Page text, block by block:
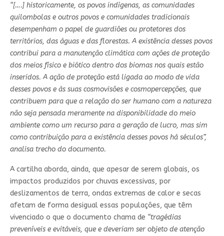
“[….] historicamente, os povos indígenas, as comunidades
quilombolas e outros povos e comunidades tradicionais
desempenham o papel de guardiões ou protetores dos
territórios, das águas e das florestas. A existência desses povos
contribui para a manutenção climática com ações de proteção
dos meios físico e biótico dentro dos biomas nos quais estão
inseridos. A ação de proteção está ligada ao modo de vida
desses povos e às suas cosmovisões e cosmopercepções, que
contribuem para que a relação do ser humano com a natureza
não seja pensada meramente na disponibilidade do meio
ambiente como um recurso para a geração de lucro, mas sim
como contribuição para a existência desses povos há séculos”,
analisa trecho do documento.
A cartilha aborda, ainda, que apesar de serem globais, os
impactos produzidos por chuvas excessivas, por
deslizamentos de terra, ondas extremas de calor e secas
afetam de forma desigual essas populações, que têm
vivenciado o que o documento chama de “tragédias
preveníveis e evitáveis, que e deveriam ser objeto de atenção